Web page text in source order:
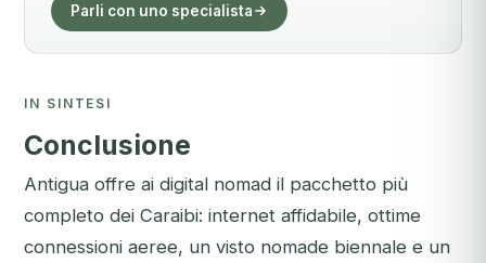
Parli con uno specialista
IN SINTESI
Conclusione
Antigua offre ai digital nomad il pacchetto più
completo dei Caraibi: internet affidabile, ottime
connessioni aeree, un visto nomade biennale e un